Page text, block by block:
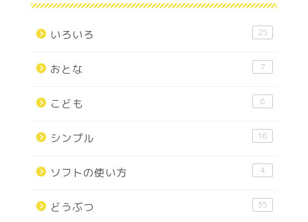
いろいろ 25
おとな 7
こども 6
シンプル 16
ソフトの使い方 4
どうぶつ 35